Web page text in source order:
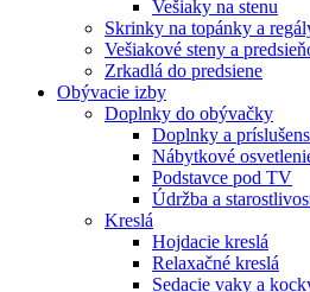
Vešiaky na stenu
Skrinky na topánky a
Vešiakové steny a
Zrkadlá do predsiene
Obývacie izby
Doplnky do obývačky
Doplnky a
Nábytkové
Podstavce pod TV
Údržba a
Kreslá
Hojdacie kreslá
Relaxačné kreslá
Sedacie vaky a